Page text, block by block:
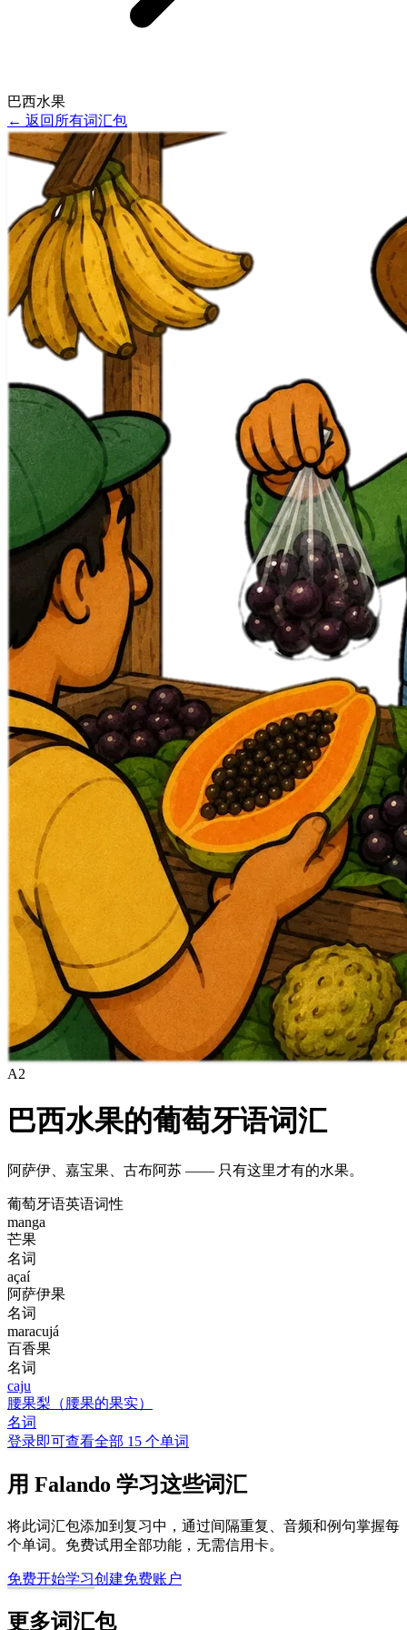
巴西水果
← 返回所有词汇包
A2
巴西水果的葡萄牙语词汇
阿萨伊、嘉宝果、古布阿苏 —— 只有这里才有的水果。
葡萄牙语英语词性
manga
芒果
名词
açaí
阿萨伊果
名词
maracujá
百香果
名词
caju
腰果梨（腰果的果实）
名词
登录即可查看全部 15 个单词
用 Falando 学习这些词汇
将此词汇包添加到复习中，通过间隔重复、音频和例句掌握每
个单词。免费试用全部功能，无需信用卡。
免费开始学习创建免费账户
更多词汇包